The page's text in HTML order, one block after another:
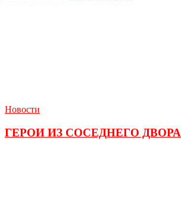
Новости
ГЕРОИ ИЗ СОСЕДНЕГО ДВОРА